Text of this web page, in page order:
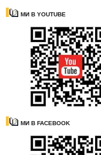
МИ В YOUTUBE
МИ В FACEBOOK